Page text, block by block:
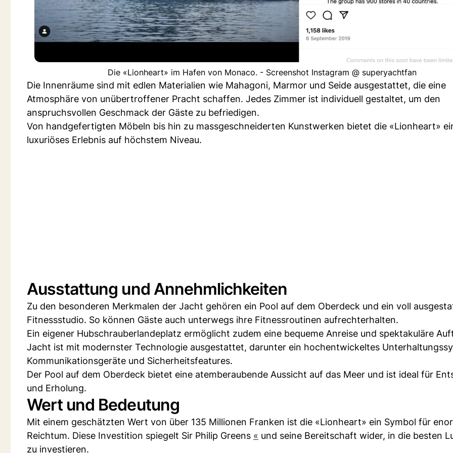
Die «Lionheart» im Hafen von Monaco. - Screenshot Instagram @ superyachtfan
Die Innenräume sind mit edlen Materialien wie Mahagoni, Marmor und Seide ausgestattet, die eine
Atmosphäre von unübertroffener Pracht schaffen. Jedes Zimmer ist individuell gestaltet, um den
anspruchsvollen Geschmack der Gäste zu befriedigen.
Von handgefertigten Möbeln bis hin zu massgeschneiderten Kunstwerken bietet die «Lionheart»
luxuriöses Erlebnis auf höchstem Niveau.
Ausstattung und Annehmlichkeiten
Zu den besonderen Merkmalen der Jacht gehören ein Pool auf dem Oberdeck und ein voll
Fitnessstudio. So können Gäste auch unterwegs ihre Fitnessroutinen aufrechterhalten.
Ein eigener Hubschrauberlandeplatz ermöglicht zudem eine bequeme Anreise und spektakuläre
Jacht ist mit modernster Technologie ausgestattet, darunter ein hochentwickeltes
Kommunikationsgeräte und Sicherheitsfeatures.
Der Pool auf dem Oberdeck bietet eine atemberaubende Aussicht auf das Meer und ist ideal für
und Erholung.
Wert und Bedeutung
Mit einem geschätzten Wert von über 135 Millionen Franken ist die «Lionheart» ein Symbol für
Reichtum. Diese Investition spiegelt Sir Philip Greens « und seine Bereitschaft wider, in die besten
zu investieren.